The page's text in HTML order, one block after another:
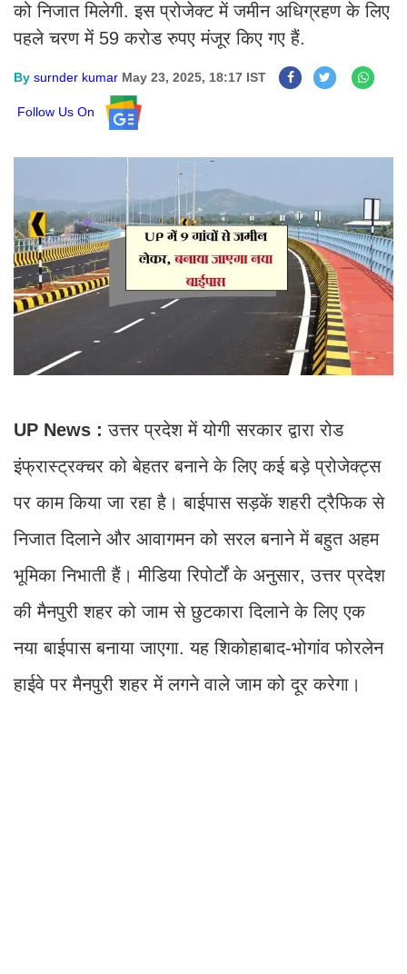
को निजात मिलेगी. इस प्रोजेक्ट में जमीन अधिग्रहण के लिए
पहले चरण में 59 करोड रुपए मंजूर किए गए हैं.
By surnder kumar May 23, 2025, 18:17 IST
Follow Us On
UP News :उत्तर प्रदेश में योगी सरकार द्वारा रोड
इंफ्रास्ट्रक्चर को बेहतर बनाने के लिए कई बड़े प्रोजेक्ट्स
पर काम किया जा रहा है। बाईपास सड़कें शहरी ट्रैफिक से
निजात दिलाने और आवागमन को सरल बनाने में बहुत अहम
भूमिका निभाती हैं। मीडिया रिपोर्टों के अनुसार, उत्तर प्रदेश
की मैनपुरी शहर को जाम से छुटकारा दिलाने के लिए एक
नया बाईपास बनाया जाएगा. यह शिकोहाबाद-भोगांव फोरलेन
हाईवे पर मैनपुरी शहर में लगने वाले जाम को दूर करेगा।